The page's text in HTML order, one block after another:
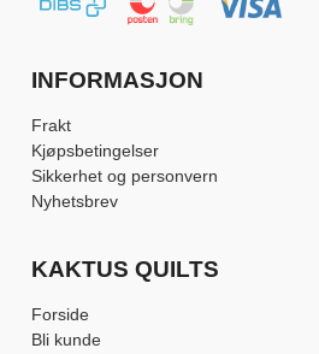
INFORMASJON
Frakt
Kjøpsbetingelser
Sikkerhet og personvern
Nyhetsbrev
KAKTUS QUILTS
Forside
Bli kunde